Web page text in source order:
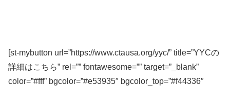
[st-mybutton url=”https://www.ctausa.org/yyc/” title=”YYCの
詳細はこちら” rel=”” fontawesome=”” target=”_blank”
color=”#fff” bgcolor=”#e53935″ bgcolor_top=”#f44336″